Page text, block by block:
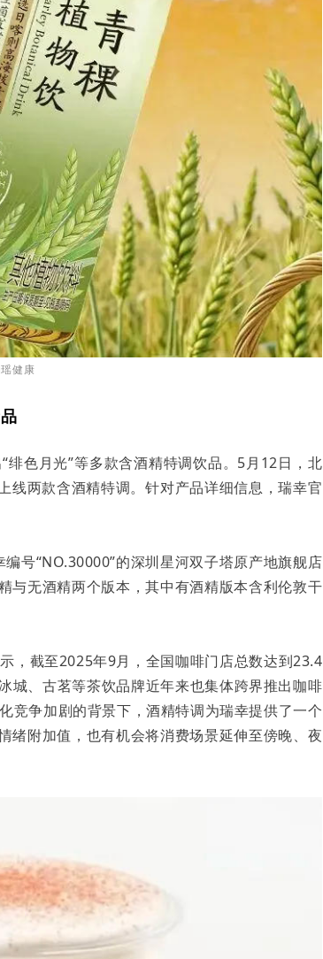
健康
色月光”等多款含酒精特调饮品。5月12日，北
线两款含酒精特调。针对产品详细信息，瑞幸官
号“NO.30000”的深圳星河双子塔原产地旗舰店
与无酒精两个版本，其中有酒精版本含利伦敦干
，截至2025年9月，全国咖啡门店总数达到23.4
城、古茗等茶饮品牌近年来也集体跨界推出咖啡
竞争加剧的背景下，酒精特调为瑞幸提供了一个
附加值，也有机会将消费场景延伸至傍晚、夜